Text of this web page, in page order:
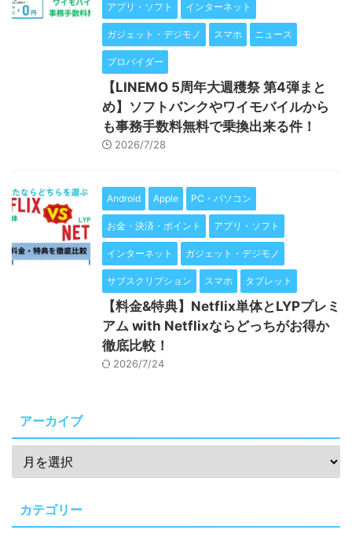
アプリ・ソフト インターネット
ガジェット・デジモノ スマホ ニュース
プロバイダー
【LINEMO 5周年大週穫祭 第4弾まと
め】ソフトバンクやワイモバイルから
も事務手数料無料で乗換出来る件！
2026/7/28
Android Apple PC・パソコン
お金・決済・ポイント アプリ・ソフト
インターネット ガジェット・デジモノ
サブスクリプション スマホ タブレット
【料金&特典】Netflix単体とLYPプレミ
アム with Netflixならどっちがお得か
徹底比較！
2026/7/24
アーカイブ
カテゴリー